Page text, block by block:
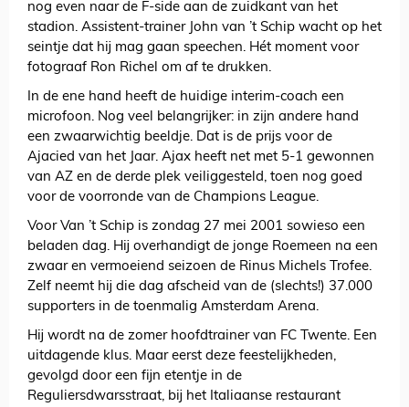
nog even naar de F-side aan de zuidkant van het
stadion. Assistent-trainer John van ’t Schip wacht op het
seintje dat hij mag gaan speechen. Hét moment voor
fotograaf Ron Richel om af te drukken.
In de ene hand heeft de huidige interim-coach een
microfoon. Nog veel belangrijker: in zijn andere hand
een zwaarwichtig beeldje. Dat is de prijs voor de
Ajacied van het Jaar. Ajax heeft net met 5-1 gewonnen
van AZ en de derde plek veiliggesteld, toen nog goed
voor de voorronde van de Champions League.
Voor Van ’t Schip is zondag 27 mei 2001 sowieso een
beladen dag. Hij overhandigt de jonge Roemeen na een
zwaar en vermoeiend seizoen de Rinus Michels Trofee.
Zelf neemt hij die dag afscheid van de (slechts!) 37.000
supporters in de toenmalig Amsterdam Arena.
Hij wordt na de zomer hoofdtrainer van FC Twente. Een
uitdagende klus. Maar eerst deze feestelijkheden,
gevolgd door een fijn etentje in de
Reguliersdwarsstraat, bij het Italiaanse restaurant